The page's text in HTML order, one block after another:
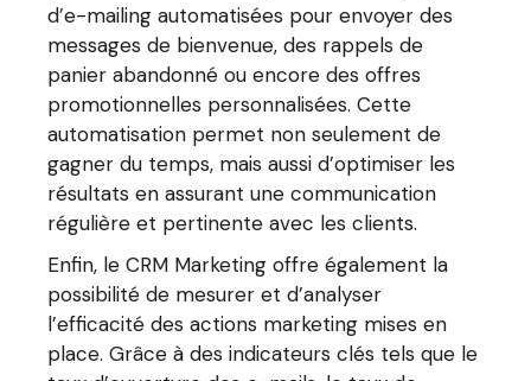
d’e-mailing automatisées pour envoyer des
messages de bienvenue, des rappels de
panier abandonné ou encore des offres
promotionnelles personnalisées. Cette
automatisation permet non seulement de
gagner du temps, mais aussi d’optimiser les
résultats en assurant une communication
régulière et pertinente avec les clients.
Enfin, le CRM Marketing offre également la
possibilité de mesurer et d’analyser
l’efficacité des actions marketing mises en
place. Grâce à des indicateurs clés tels que le